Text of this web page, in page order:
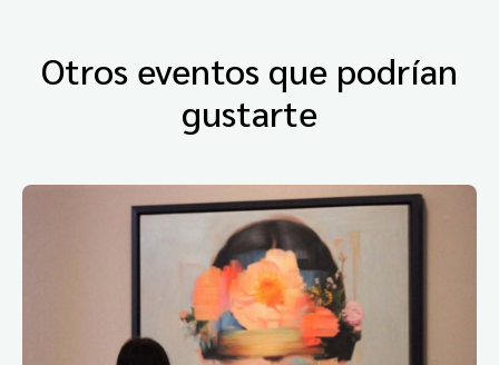
Otros eventos que podrían
gustarte